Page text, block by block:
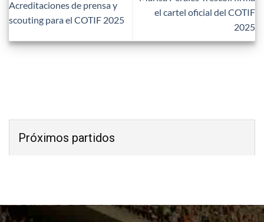
Acreditaciones de prensa y
scouting para el COTIF 2025
el cartel oficial del COTIF
2025
Próximos partidos